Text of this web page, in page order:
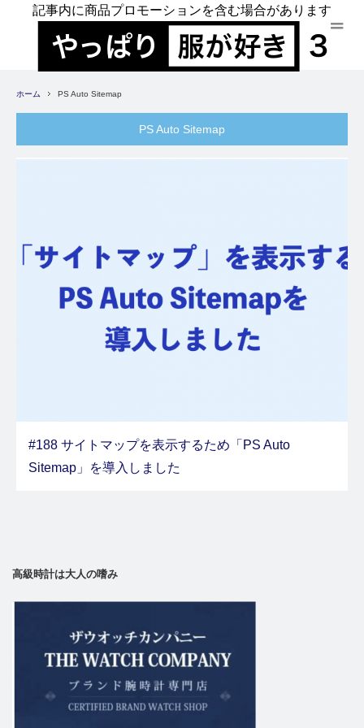
記事内に商品プロモーションを含む場合があります
ホーム PS Auto Sitemap
PS Auto Sitemap
#188 サイトマップを表示するため「PS Auto
Sitemap」を導入しました
高級時計は大人の嗜み